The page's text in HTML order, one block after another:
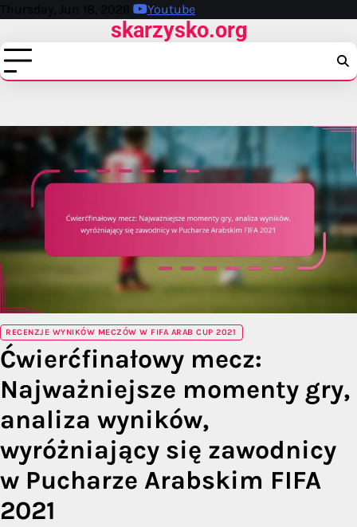
Skip
content
Thursday, Jun 18, 2026 Youtube
skarzysko.org
RECENZJE WYNIKÓW MECZÓW W FIFA ARAB CUP 2021
Ćwierćfinałowy mecz:
Najważniejsze momenty gry,
analiza wyników,
wyróżniający się zawodnicy
w Pucharze Arabskim FIFA
2021